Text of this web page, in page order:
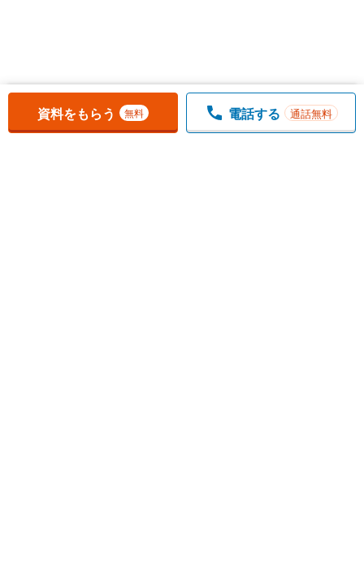
お気に入りに追加しました。 一覧を開く
資料をもらう 無料 電話する 通話無料